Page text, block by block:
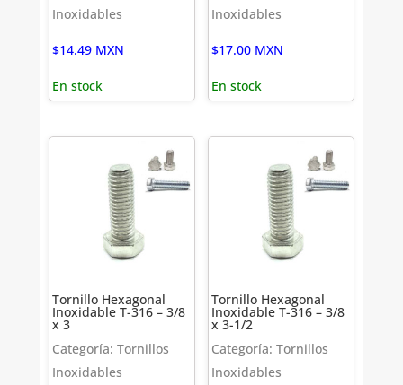
Inoxidables
$14.49 MXN
En stock
Inoxidables
$17.00 MXN
En stock
Tornillo Hexagonal
Inoxidable T-316 – 3/8
x 3
Categoría: Tornillos
Inoxidables
Tornillo Hexagonal
Inoxidable T-316 – 3/8
x 3-1/2
Categoría: Tornillos
Inoxidables